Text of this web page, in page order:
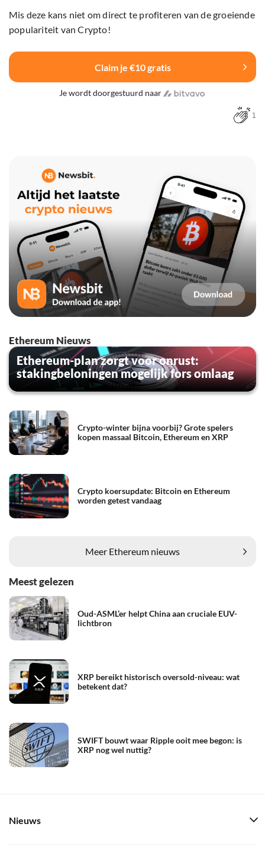
Mis deze kans niet om direct te profiteren van de groeiende
populariteit van Crypto!
Claim je €10 gratis
Je wordt doorgestuurd naar
1
Ethereum Nieuws
Ethereum-plan zorgt voor onrust:
stakingbeloningen mogelijk fors omlaag
Crypto-winter bijna voorbij? Grote spelers
kopen massaal Bitcoin, Ethereum en XRP
Crypto koersupdate: Bitcoin en Ethereum
worden getest vandaag
Meer Ethereum nieuws
Meest gelezen
Oud-ASML’er helpt China aan cruciale EUV-
lichtbron
XRP bereikt historisch oversold-niveau: wat
betekent dat?
SWIFT bouwt waar Ripple ooit mee begon: is
XRP nog wel nuttig?
Nieuws